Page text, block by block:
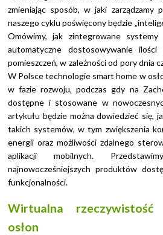
zmieniając sposób, w jaki zarządzamy
naszego cyklu poświęcony będzie
Omówimy, jak zintegrowane systemy
automatyczne dostosowywanie ilości
pomieszczeń, w zależności od pory dnia
W Polsce technologie smart home w
w fazie rozwoju, podczas gdy na
dostępne i stosowane w
artykułu będzie można dowiedzieć się,
takich systemów, w tym zwiększenia
energii oraz możliwości zdalnego
aplikacji mobilnych.
najnowocześniejszych produktów
funkcjonalności.
Wirtualna
osłon